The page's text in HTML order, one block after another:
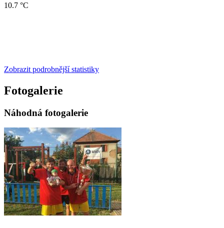
10.7 °C
Zobrazit podrobnější statistiky
Fotogalerie
Náhodná fotogalerie